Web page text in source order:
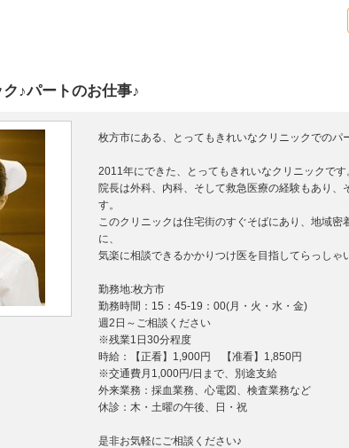
♪パートのお仕事♪
枚方市にある、とってもきれいなクリニックでのパ
2011年にできた、とってもきれいなクリニックです
院長は外科、内科、そして救急医療の経験もあり
す。
このクリニックは住宅街のすぐそばにあり、地域
に、
気楽に相談できるかかりつけ医を目指してらっしゃ
勤務地:枚方市
勤務時間：15：45-19：00(月・火・水・金)
週2日～ご相談ください
※残業1日30分程度
時給：【正看】1,900円 【准看】1,850円
※交通費月1,000円/日まで、別途支給
外来業務：採血業務、心電図、検査業務など
休診：木・土曜の午後、日・祝
是非お気軽にご相談ください♪